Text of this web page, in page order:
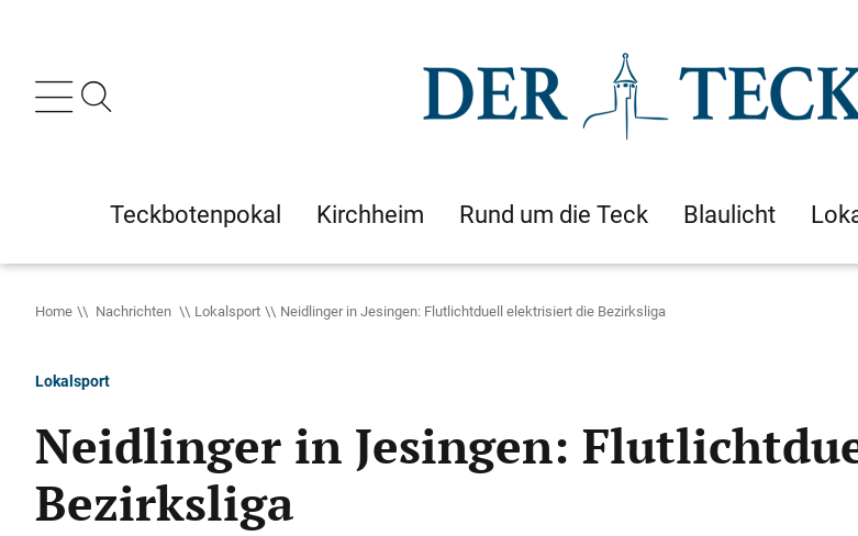
Teckbotenpokal Kirchheim Rund um die Teck Blaulicht
Home Nachrichten Lokalsport Neidlinger in Jesingen: Flutlichtduell elektrisiert die Bezirksliga
Lokalsport
Neidlinger in Jesingen:
Bezirksliga